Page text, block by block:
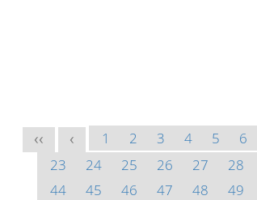
<< < 1 2 3 4 5 6
23
24 25 26 27 28
44
45 46 47 48 49